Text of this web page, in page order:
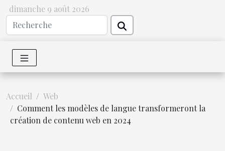
dimanche 9 août 2026
Accueil
Web
Comment les modèles de langue transformeront la
création de contenu web en 2024